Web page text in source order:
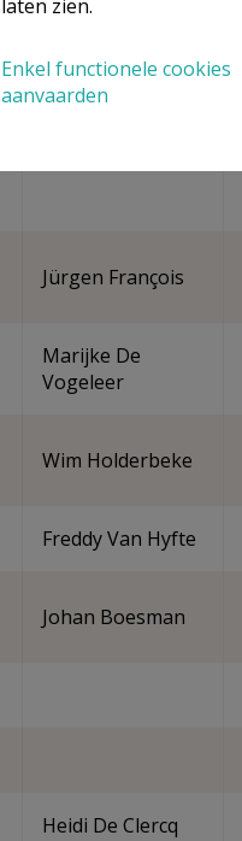
Elfriede Maes
Jürgen François
Marijke De
Vogeleer
Wim Holderbeke
Freddy Van Hyfte
Johan Boesman
Heidi De Clercq
laten zien.
Enkel functionele cookies
aanvaarden